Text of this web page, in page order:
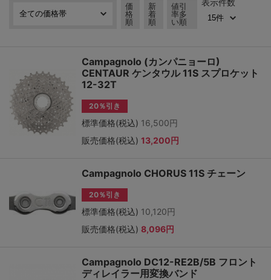
価
格
順
新
着
順
値引
率多
い順
表示件数
Campagnolo (カンパニョーロ)
CENTAUR ケンタウル 11S スプロケット
12-32T
20％引き
標準価格(税込) 16,500円
販売価格(税込) 13,200円
Campagnolo CHORUS 11S チェーン
20％引き
標準価格(税込) 10,120円
販売価格(税込) 8,096円
Campagnolo DC12-RE2B/5B フロント
ディレイラー用変換バンド